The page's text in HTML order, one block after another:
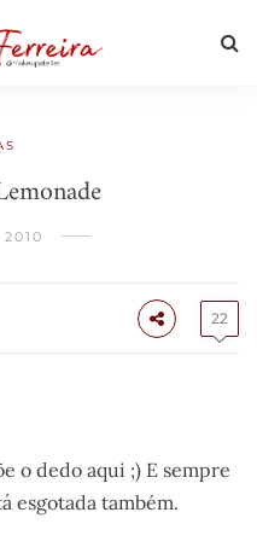
22
o dedo aqui ;) E sempre
esgotada também.